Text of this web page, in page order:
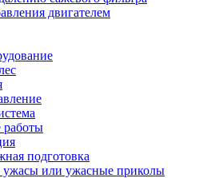
двигателем
подготовка
или ужасные приколы